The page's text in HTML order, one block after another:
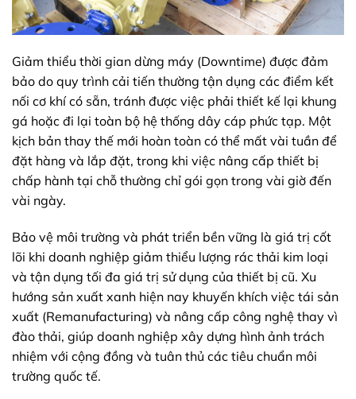
Giảm thiểu thời gian dừng máy (Downtime) được đảm
bảo do quy trình cải tiến thường tận dụng các điểm kết
nối cơ khí có sẵn, tránh được việc phải thiết kế lại khung
gá hoặc đi lại toàn bộ hệ thống dây cáp phức tạp. Một
kịch bản thay thế mới hoàn toàn có thể mất vài tuần để
đặt hàng và lắp đặt, trong khi việc nâng cấp thiết bị
chấp hành tại chỗ thường chỉ gói gọn trong vài giờ đến
vài ngày.
Bảo vệ môi trường và phát triển bền vững là giá trị cốt
lõi khi doanh nghiệp giảm thiểu lượng rác thải kim loại
và tận dụng tối đa giá trị sử dụng của thiết bị cũ. Xu
hướng sản xuất xanh hiện nay khuyến khích việc tái sản
xuất (Remanufacturing) và nâng cấp công nghệ thay vì
đào thải, giúp doanh nghiệp xây dựng hình ảnh trách
nhiệm với cộng đồng và tuân thủ các tiêu chuẩn môi
trường quốc tế.